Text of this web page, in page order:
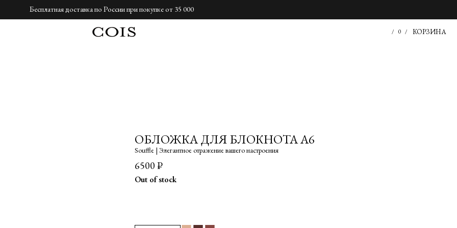
Бесплатная доставка по России при покупке от 35 000
ОБЛОЖКА ДЛЯ БЛОКНОТА А6
Souffle | Элегантное отражение вашего настроения
6500₽
Out of stock